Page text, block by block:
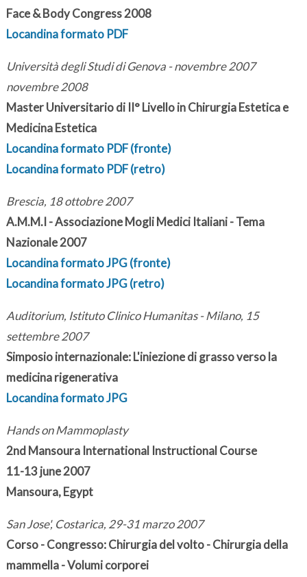
Face & Body Congress 2008
Locandina formato PDF
Università degli Studi di Genova - novembre 2007
novembre 2008
Master Universitario di II° Livello in Chirurgia Estetica e
Medicina Estetica
Locandina formato PDF (fronte)
Locandina formato PDF (retro)
Brescia, 18 ottobre 2007
A.M.M.I - Associazione Mogli Medici Italiani - Tema
Nazionale 2007
Locandina formato JPG (fronte)
Locandina formato JPG (retro)
Auditorium, Istituto Clinico Humanitas - Milano, 15
settembre 2007
Simposio internazionale: L'iniezione di grasso verso la
medicina rigenerativa
Locandina formato JPG
Hands on Mammoplasty
2nd Mansoura International Instructional Course
11-13 june 2007
Mansoura, Egypt
San Jose', Costarica, 29-31 marzo 2007
Corso - Congresso: Chirurgia del volto - Chirurgia della
mammella - Volumi corporei